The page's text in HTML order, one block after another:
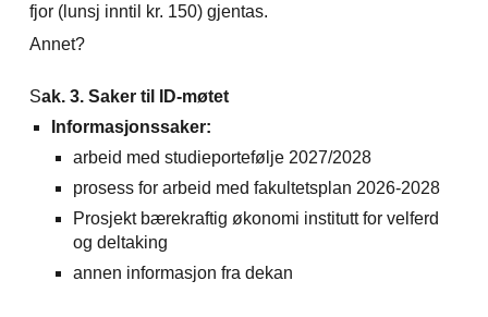
fjor (lunsj inntil kr. 150) gjentas.
Annet?
Sak. 3. Saker til ID-møtet
Informasjonssaker:
arbeid med studieportefølje 2027/2028
prosess for arbeid med fakultetsplan 2026-2028
Prosjekt bærekraftig økonomi institutt for velferd
og deltaking
annen informasjon fra dekan